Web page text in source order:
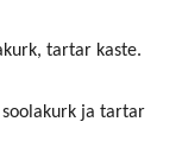
tartar kaste.
soolakurk ja tartar